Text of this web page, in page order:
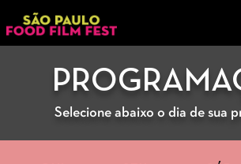
Selecione abaixo o dia de sua